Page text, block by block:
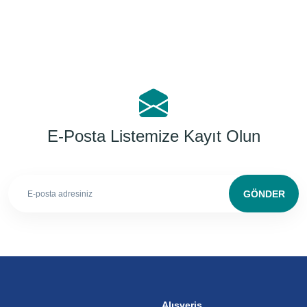
E-Posta Listemize Kayıt Olun
GÖNDER